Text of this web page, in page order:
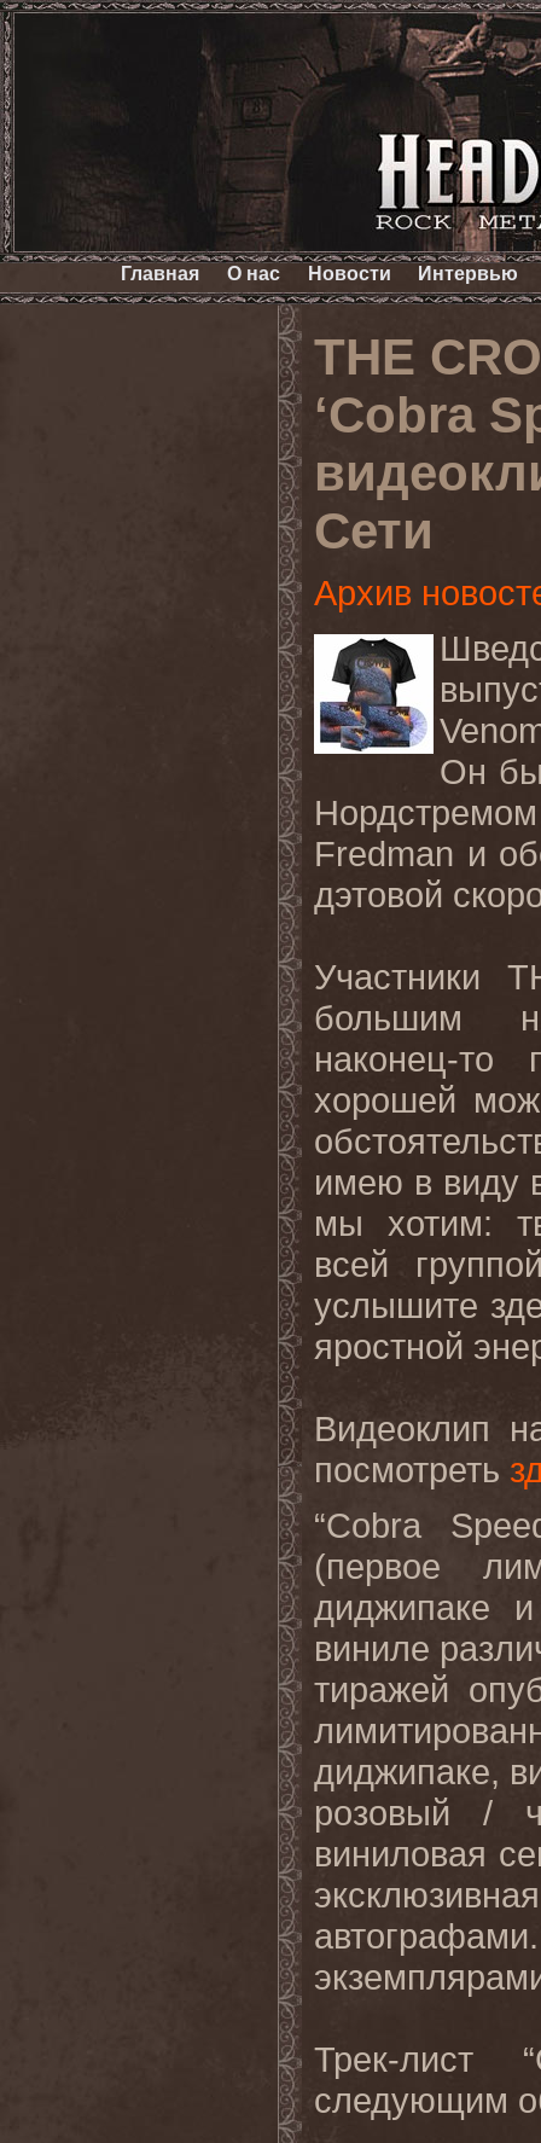
Главная О нас Новости Интервью
THE
‘Cobra
Сети
Архив
Он
Нордстремом
Fredman и
дэтовой
Участники
большим
наконец-то
хорошей
имею в виду
мы хотим:
всей
услышите
яростной
Видеоклип
посмотреть
“Cobra
(первое
диджипаке
виниле
тиражей
диджипаке,
розовый /
виниловая
автографами
Трек-лист
следующим